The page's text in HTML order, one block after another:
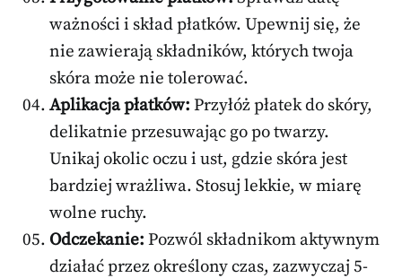
ważności i skład płatków. Upewnij się, że
nie zawierają składników, których twoja
skóra może nie tolerować.
Aplikacja płatków: Przyłóż płatek do skóry,
delikatnie przesuwając go po twarzy.
Unikaj okolic oczu i ust, gdzie skóra jest
bardziej wrażliwa. Stosuj lekkie, w miarę
wolne ruchy.
Odczekanie: Pozwól składnikom aktywnym
działać przez określony czas, zazwyczaj 5-